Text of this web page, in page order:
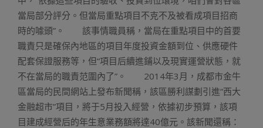
當局部分評分。但當局重點項目不克不及被看成項目招商
時的噱頭”。 該事情職員稱，當局在重點項目中的首要
職責只是確保內地區的項目年度投資金額到位、供應硬件
配套保證服務等，但“項目后續進鋪以及現實運營狀態，就
不在當局的職責范圍內了”。 2014年3月，成都市金牛
區當局的民間網站上發布新聞稱，該區勝利謀劃引進“西大
金融超市”項目，將于5月投入經營，依據初步預算，該項
目建成經營后的年生意業務額將達40億元。該新聞還稱：